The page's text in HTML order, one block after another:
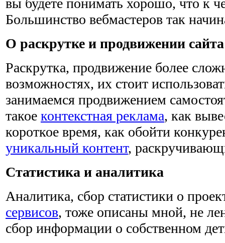
вы будете понимать хорошо, что к
Большинство вебмастеров так
О раскрутке и продвижении сайта
Раскрутка, продвижение более
возможностях, их стоит
занимаемся продвижением
такое контекстная реклама, как
короткое время, как обойти
уникальный контент,
Статистика и аналитика
Аналитика, сбор статистики о
сервисов, тоже описаны мной, не
сбор информации о собственном